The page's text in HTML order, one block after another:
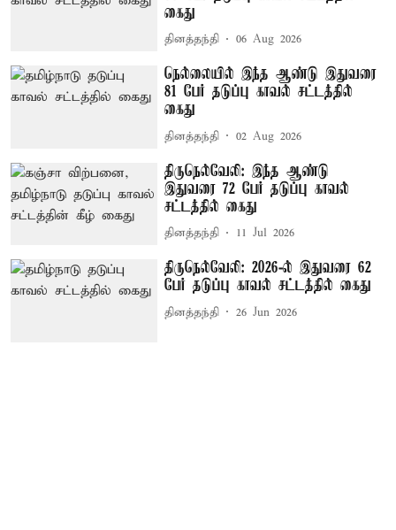
கைது
தினத்தந்தி 06 Aug 2026
நெல்லையில் இந்த ஆண்டு இதுவரை
81 பேர் தடுப்பு காவல் சட்டத்தில்
கைது
தினத்தந்தி 02 Aug 2026
திருநெல்வேலி: இந்த ஆண்டு
இதுவரை 72 பேர் தடுப்பு காவல்
சட்டத்தில் கைது
தினத்தந்தி 11 Jul 2026
திருநெல்வேலி: 2026-ல் இதுவரை 62
பேர் தடுப்பு காவல் சட்டத்தில் கைது
தினத்தந்தி 26 Jun 2026